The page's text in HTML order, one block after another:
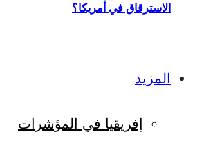
الاسترقاق في أمريكا؟
المزيد
إفريقيا في المؤشرات